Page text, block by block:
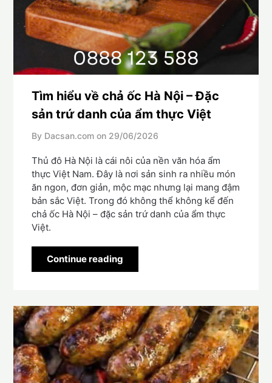
Tìm hiểu về chả ốc Hà Nội – Đặc
sản trứ danh của ẩm thực Việt
By Dacsan.com on 29/06/2026
Thủ đô Hà Nội là cái nôi của nền văn hóa ẩm
thực Việt Nam. Đây là nơi sản sinh ra nhiều món
ăn ngon, đơn giản, mộc mạc nhưng lại mang đậm
bản sắc Việt. Trong đó không thể không kể đến
chả ốc Hà Nội – đặc sản trứ danh của ẩm thực
Việt.
Continue reading